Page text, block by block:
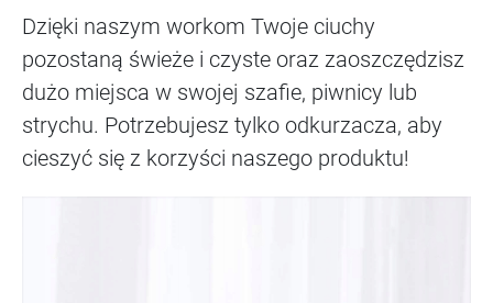
Dzięki naszym workom Twoje ciuchy
pozostaną świeże i czyste oraz zaoszczędzisz
dużo miejsca w swojej szafie, piwnicy lub
strychu. Potrzebujesz tylko odkurzacza, aby
cieszyć się z korzyści naszego produktu!